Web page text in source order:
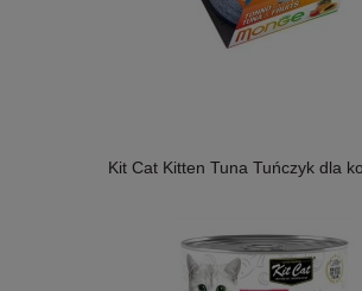
Kit Cat Kitten Tuna Tuńczyk dla